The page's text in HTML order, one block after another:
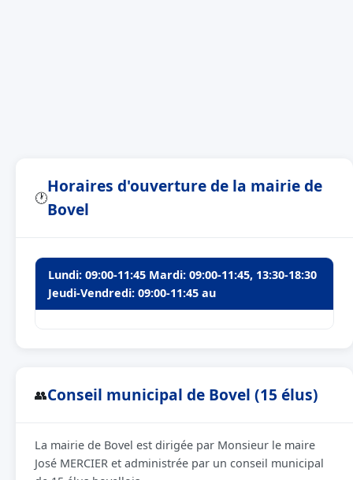
🕐
Horaires d'ouverture de la mairie de
Bovel
Lundi: 09:00-11:45 Mardi: 09:00-11:45, 13:30-18:30
Jeudi-Vendredi: 09:00-11:45 au
👥Conseil municipal de Bovel (15 élus)
La mairie de Bovel est dirigée par Monsieur le maire
José MERCIER et administrée par un conseil municipal